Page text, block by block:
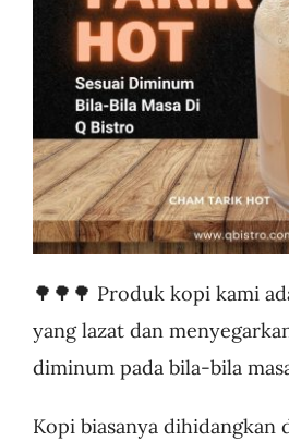
Business
🌳🌳🌳 Produk kopi kami
yang lazat dan
diminum pada bila-bila
Kopi biasanya dihidangkan